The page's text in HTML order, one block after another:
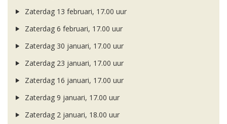
Zaterdag 13 februari, 17.00 uur
Zaterdag 6 februari, 17.00 uur
Zaterdag 30 januari, 17.00 uur
Zaterdag 23 januari, 17.00 uur
Zaterdag 16 januari, 17.00 uur
Zaterdag 9 januari, 17.00 uur
Zaterdag 2 januari, 18.00 uur